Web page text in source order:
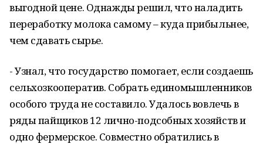
выгодной цене. Однажды решил, что наладить
переработку молока самому – куда прибыльнее,
чем сдавать сырье.
- Узнал, что государство помогает, если создаешь
сельхозкооператив. Собрать единомышленников
особого труда не составило. Удалось вовлечь в
ряды пайщиков 12 лично-подсобных хозяйств и
одно фермерское. Совместно обратились в